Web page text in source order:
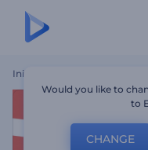
Inicio
Would you like to
to
CHANGE